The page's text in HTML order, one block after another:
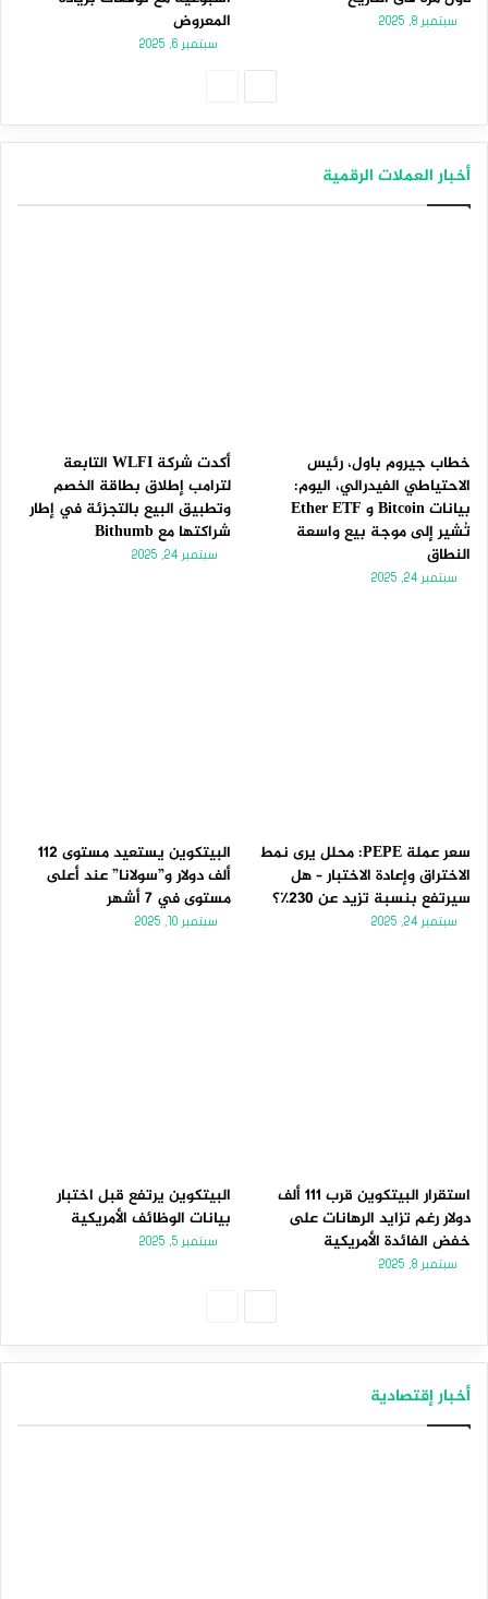
سبتمبر 8, 2025
المعروض
سبتمبر 6, 2025
أخبار العملات الرقمية
خطاب جيروم باول، رئيس
الاحتياطي الفيدرالي، اليوم:
بيانات Bitcoin و Ether ETF
تُشير إلى موجة بيع واسعة
النطاق
سبتمبر 24, 2025
أكدت شركة WLFI التابعة
لترامب إطلاق بطاقة الخصم
وتطبيق البيع بالتجزئة في إطار
شراكتها مع Bithumb
سبتمبر 24, 2025
سعر عملة PEPE: محلل يرى نمط
الاختراق وإعادة الاختبار – هل
سيرتفع بنسبة تزيد عن 230٪؟
سبتمبر 24, 2025
البيتكوين يستعيد مستوى 112
ألف دولار و”سولانا” عند أعلى
مستوى في 7 أشهر
سبتمبر 10, 2025
استقرار البيتكوين قرب 111 ألف
دولار رغم تزايد الرهانات على
خفض الفائدة الأمريكية
سبتمبر 8, 2025
البيتكوين يرتفع قبل اختبار
بيانات الوظائف الأمريكية
سبتمبر 5, 2025
أخبار إقتصادية